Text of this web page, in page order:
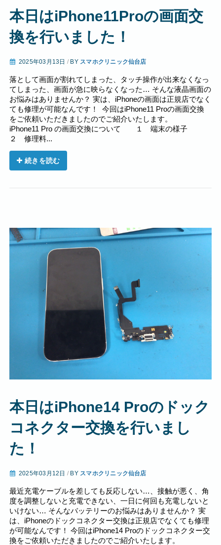
本日はiPhone11Proの画面交
換を行いました！
2025年03月13日 / BY スマホクリニック仙台店
落として画面が割れてしまった、タッチ操作が出来なくなっ
てしまった、画面が急に映らなくなった… そんな液晶画面の
お悩みはありませんか？ 実は、iPhoneの画面は正規店でなく
ても修理が可能なんです！ 今回はiPhone11 Proの画面交換
をご依頼いただきましたのでご紹介いたします。
iPhone11 Pro の画面交換について １ 端末の様子
２ 修理料...
続きを読む
本日はiPhone14 Proのドック
コネクター交換を行いまし
た！
2025年03月12日 / BY スマホクリニック仙台店
最近充電ケーブルを差しても反応しない…、接触が悪く、角
度を調整しないと充電できない、一日に何回も充電しないと
いけない… そんなバッテリーのお悩みはありませんか？ 実
は、iPhoneのドックコネクター交換は正規店でなくても修理
が可能なんです！ 今回はiPhone14 Proのドックコネクター交
換をご依頼いただきましたのでご紹介いたします。